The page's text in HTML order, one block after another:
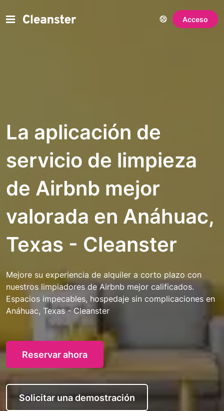
Acceso
La aplicación de
servicio de limpieza
de Airbnb mejor
valorada en Anáhuac,
Texas - Cleanster
Mejore su experiencia de alquiler a corto plazo con
nuestros limpiadores de Airbnb mejor calificados.
Espacios impecables, hospedaje sin complicaciones en
Anáhuac, Texas - Cleanster
Reservar ahora
Solicitar una demostración